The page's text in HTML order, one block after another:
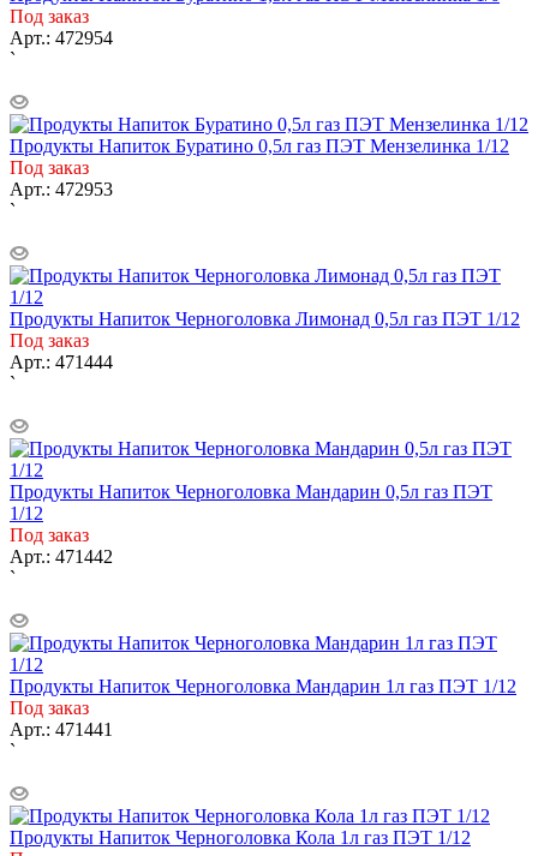
Под заказ
Арт.: 472954
`
Продукты Напиток Буратино 0,5л газ ПЭТ Мензелинка 1/12
Под заказ
Арт.: 472953
`
Продукты Напиток Черноголовка Лимонад 0,5л газ ПЭТ 1/12
Под заказ
Арт.: 471444
`
Продукты Напиток Черноголовка Мандарин 0,5л газ ПЭТ
1/12
Под заказ
Арт.: 471442
`
Продукты Напиток Черноголовка Мандарин 1л газ ПЭТ 1/12
Под заказ
Арт.: 471441
`
Продукты Напиток Черноголовка Кола 1л газ ПЭТ 1/12